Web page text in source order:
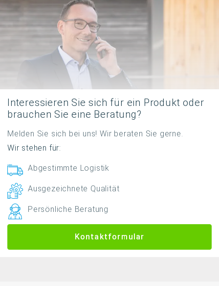
Interessieren Sie sich für ein Produkt oder
brauchen Sie eine Beratung?
Melden Sie sich bei uns! Wir beraten Sie gerne.
Wir stehen für:
Abgestimmte Logistik
Ausgezeichnete Qualität
Persönliche Beratung
Kontaktformular